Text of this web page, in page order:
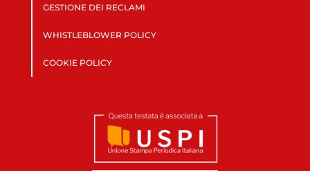
GESTIONE DEI RECLAMI
WHISTLEBLOWER POLICY
COOKIE POLICY